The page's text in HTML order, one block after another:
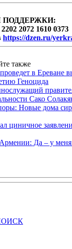
ПОДДЕРЖКИ:
2072 1610 0373
https://dzen.ru/
также
в Ереване
Геноцида
Сако
Новые дома
циничное
Да – у меня